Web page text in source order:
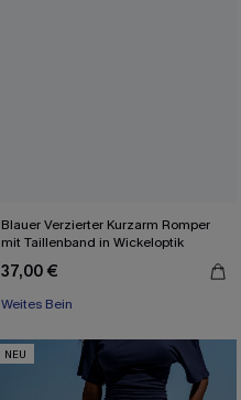
Blauer Verzierter Kurzarm Romper
mit Taillenband in Wickeloptik
37,00 €
Weites Bein
NEU